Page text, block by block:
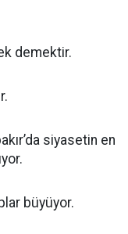
demektir.
siyasetin en
büyüyor.